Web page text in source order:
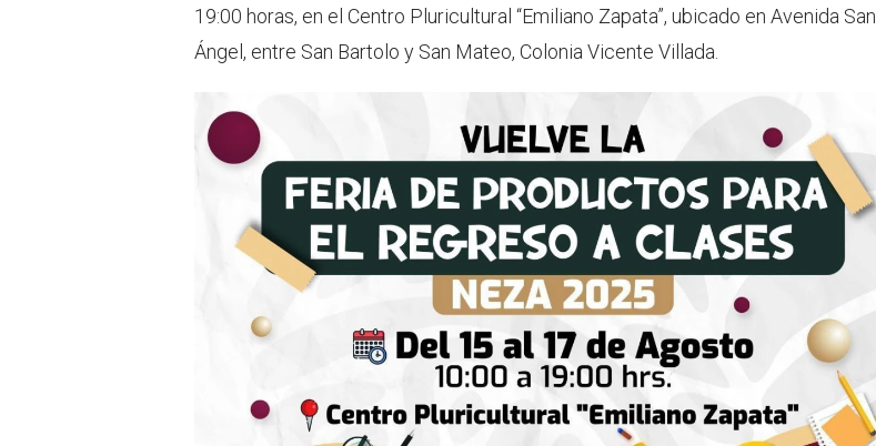
19:00 horas, en el Centro Pluricultural “Emiliano Zapata”, ubicado en Avenida San
Ángel, entre San Bartolo y San Mateo, Colonia Vicente Villada.